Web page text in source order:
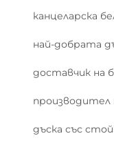
канцеларска
най-добрата
доставчик на
производител
дъска със